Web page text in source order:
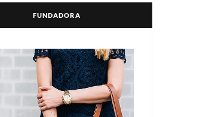
FUNDADORA